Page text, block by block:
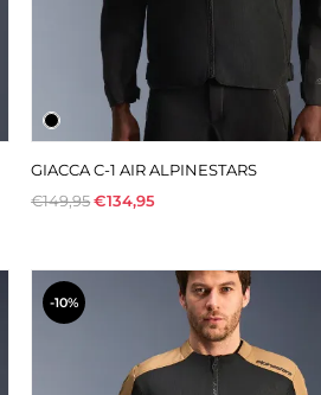
GIACCA C-1 AIR ALPINESTARS
€149,95€134,95
-10%